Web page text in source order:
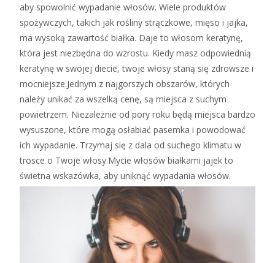
aby spowolnić wypadanie włosów. Wiele produktów
spożywczych, takich jak rośliny strączkowe, mięso i jajka,
ma wysoką zawartość białka. Daje to włosom keratynę,
która jest niezbędna do wzrostu. Kiedy masz odpowiednią
keratynę w swojej diecie, twoje włosy staną się zdrowsze i
mocniejsze.Jednym z najgorszych obszarów, których
należy unikać za wszelką cenę, są miejsca z suchym
powietrzem. Niezależnie od pory roku będą miejsca bardzo
wysuszone, które mogą osłabiać pasemka i powodować
ich wypadanie. Trzymaj się z dala od suchego klimatu w
trosce o Twoje włosy.Mycie włosów białkami jajek to
świetna wskazówka, aby uniknąć wypadania włosów.